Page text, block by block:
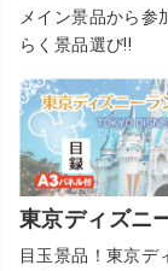
メイン景品から参
らく景品選び!!
東京ディズニ
目玉景品！東京デ